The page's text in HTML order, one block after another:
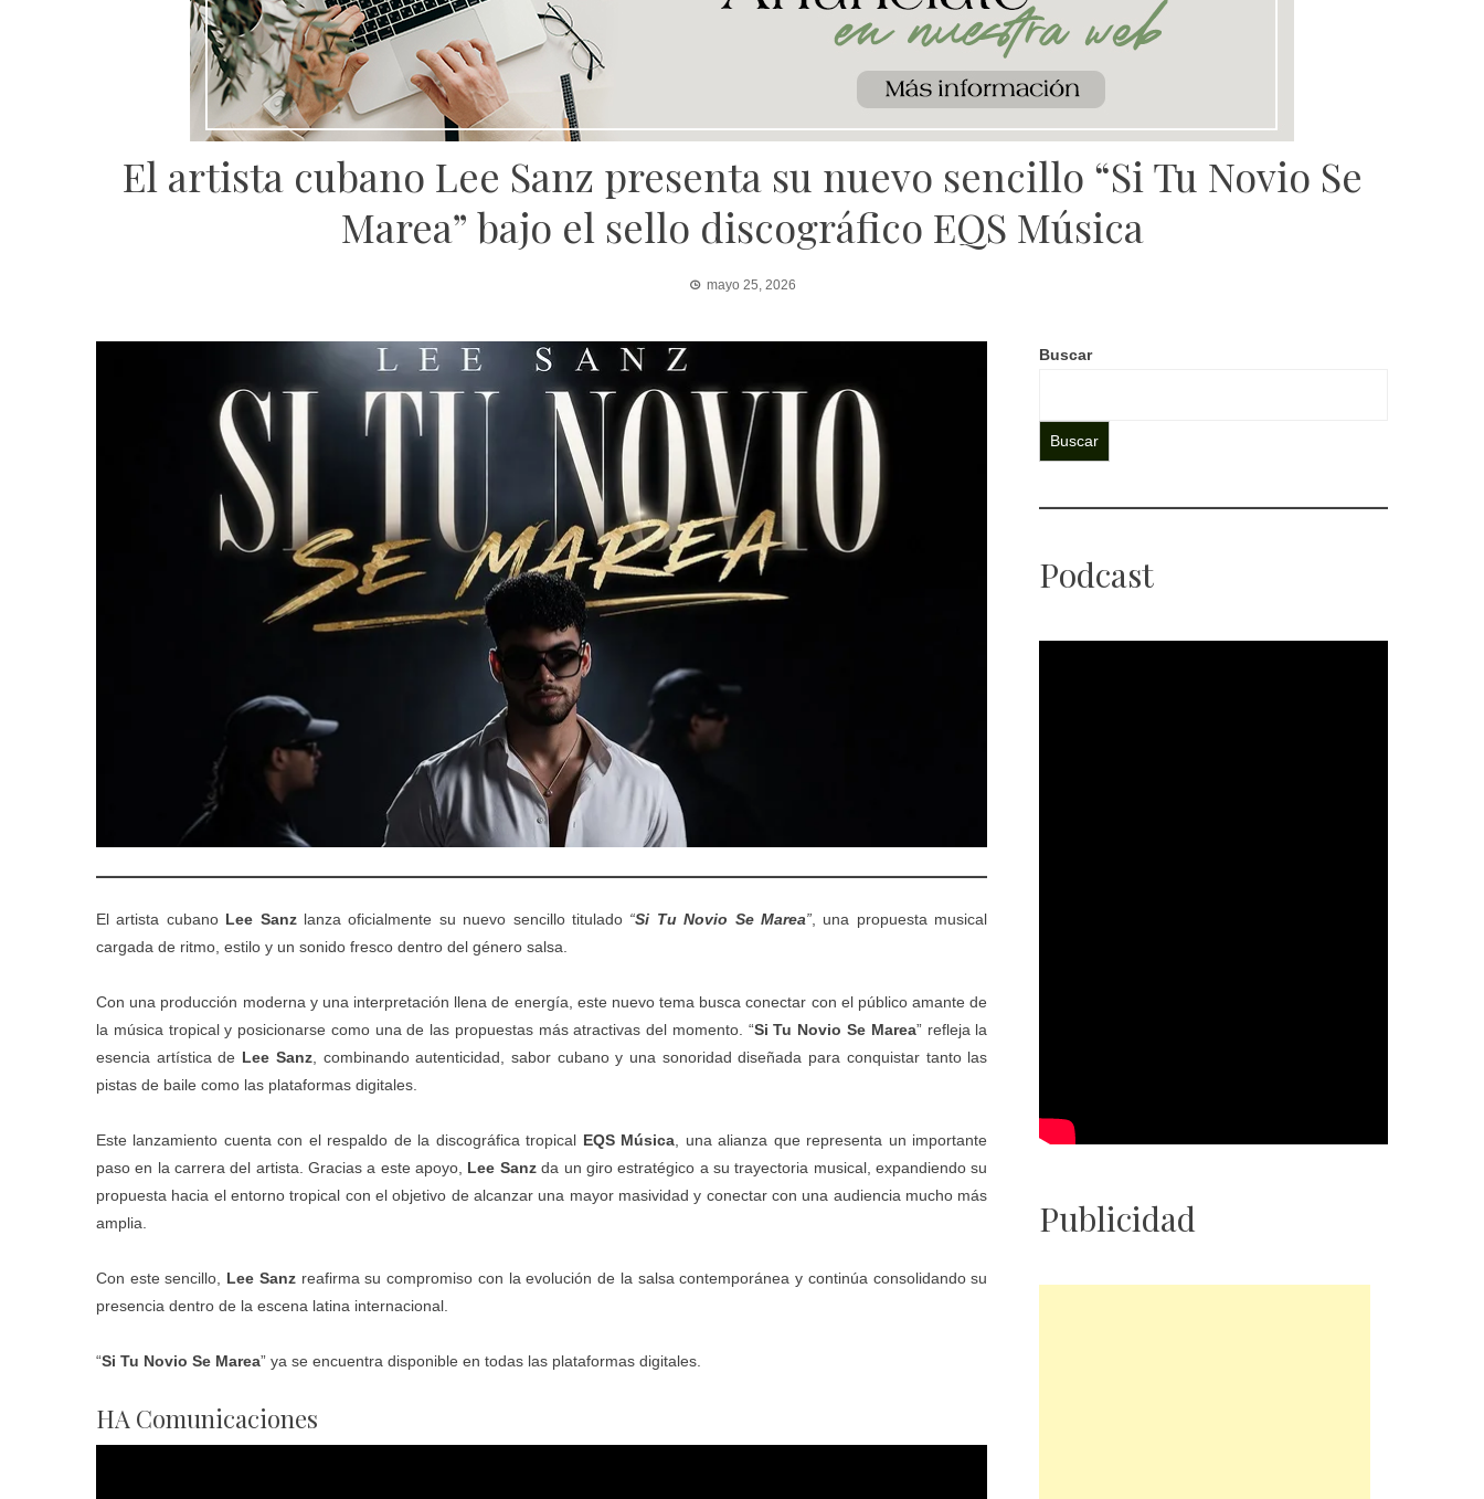
El artista cubano Lee Sanz presenta su nuevo sencillo “Si Tu Novio Se
Marea” bajo el sello discográfico EQS Música
mayo 25, 2026
El artista cubanoLee Sanz lanza oficialmente su nuevo sencillo titulado “Si Tu Novio Se Marea” , una propuesta musical
cargada de ritmo, estilo y un sonido fresco dentro del género salsa.
Con una producción moderna y una interpretación llena de energía, este nuevo tema busca conectar con el público amante de
la música tropical y posicionarse como una de las propuestas más atractivas del momento. “Si Tu Novio Se Marea” refleja la
esencia artística de Lee Sanz, combinando autenticidad, sabor cubano y una sonoridad diseñada para conquistar tanto las
pistas de baile como las plataformas digitales.
Este lanzamiento cuenta con el respaldo de la discográfica tropical EQS Música , una alianza que representa un importante
paso en la carrera del artista. Gracias a este apoyo, Lee Sanzda un giro estratégico a su trayectoria musical, expandiendo su
propuesta hacia el entorno tropical con el objetivo de alcanzar una mayor masividad y conectar con una audiencia mucho más
amplia.
Con este sencillo, Lee Sanzreafirma su compromiso con la evolución de la salsa contemporánea y continúa consolidando su
presencia dentro de la escena latina internacional.
“Si Tu Novio Se Marea” ya se encuentra disponible en todas las plataformas digitales.
HA Comunicaciones
Buscar
Buscar
Podcast
Publicidad